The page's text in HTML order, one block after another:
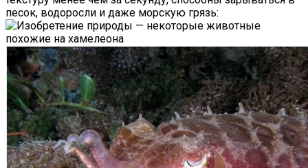
песок, водоросли и даже морскую грязь: